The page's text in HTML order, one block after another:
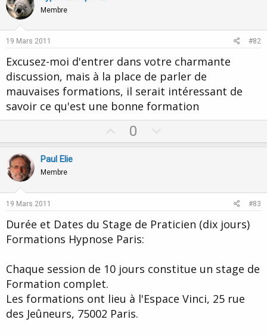
t
v
e
Membre
19 Mars 2011 #82
Excusez-moi d'entrer dans votre charmante
discussion, mais à la place de parler de
mauvaises formations, il serait intéressant de
savoir ce qu'est une bonne formation
p
0
o
t
e
Paul Elie
Membre
19 Mars 2011 #83
Durée et Dates du Stage de Praticien (dix jours)
Formations Hypnose Paris:
Chaque session de 10 jours constitue un stage de
Formation complet.
Les formations ont lieu à l'Espace Vinci, 25 rue
des Jeûneurs, 75002 Paris.